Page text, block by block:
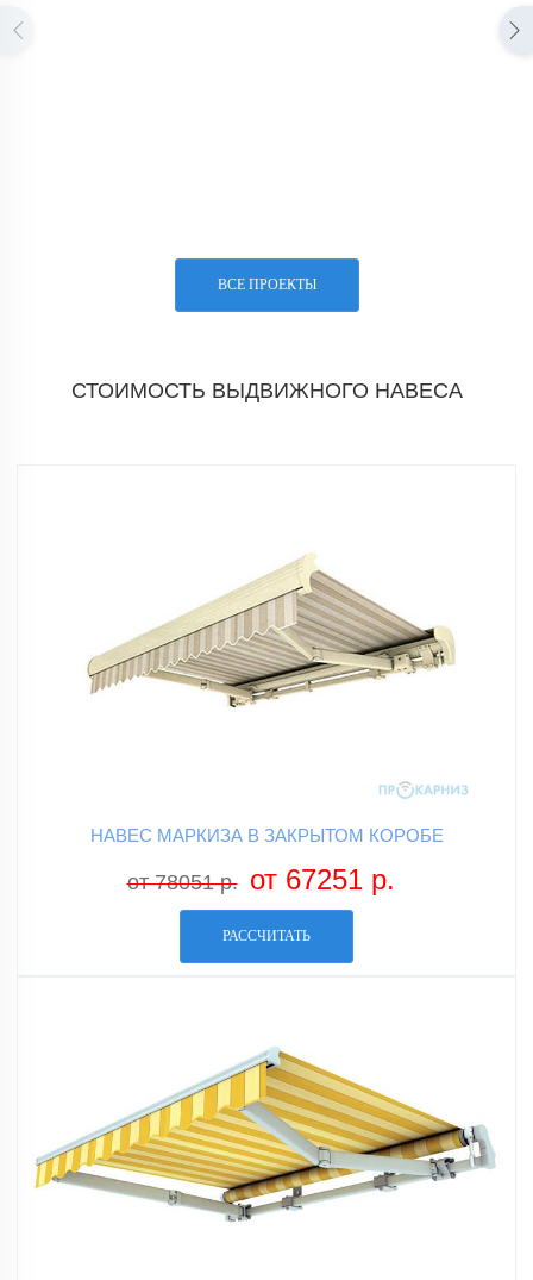
ВСЕ ПРОЕКТЫ
СТОИМОСТЬ ВЫДВИЖНОГО НАВЕСА
НАВЕС МАРКИЗА В ЗАКРЫТОМ КОРОБЕ
от 78051 р. от 67251 р.
РАССЧИТАТЬ